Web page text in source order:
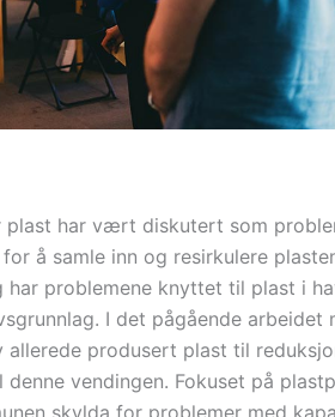
har vært diskutert som
å samle inn og resirkulere
problemene knyttet til plast i
I det pågående
produsert plast til
vendingen. Fokuset på
skylda for problemer med